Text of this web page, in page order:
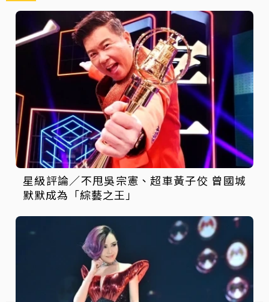
星級評論／不甩吳宗憲、超車黃子佼 曾國城
默默成為「綜藝之王」